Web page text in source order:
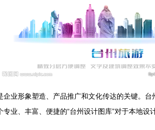
业形象塑造、产品推广和文化传达的关键。
业、丰富、便捷的“台州设计图库”对于本地